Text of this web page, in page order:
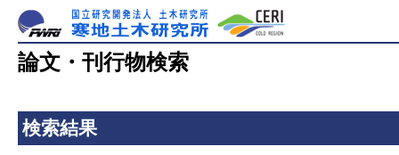
論文・刊行物検索
検索結果